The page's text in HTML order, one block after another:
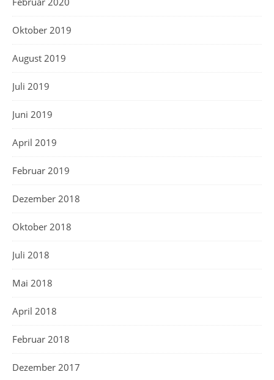
Oktober 2019
August 2019
Juli 2019
Juni 2019
April 2019
Februar 2019
Dezember 2018
Oktober 2018
Juli 2018
Mai 2018
April 2018
Februar 2018
Dezember 2017